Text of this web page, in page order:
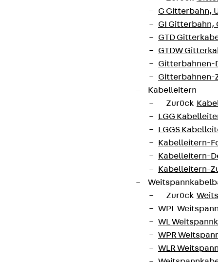
G Gitterbahn,
GI Gitterbahn,
GTD
GTDW
Gitterbahnen-
Gitterbahnen-
Kabelleitern
Zurück
LGG
LGGS
Kabelleitern-
Kabelleitern-
Kabelleitern-
Zurück
WPL
WL
WPR
WLR